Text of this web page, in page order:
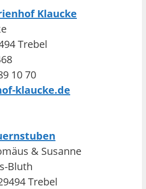
Klaucke
Trebel
10 70
klaucke.de
& Susanne
Bluth
Trebel